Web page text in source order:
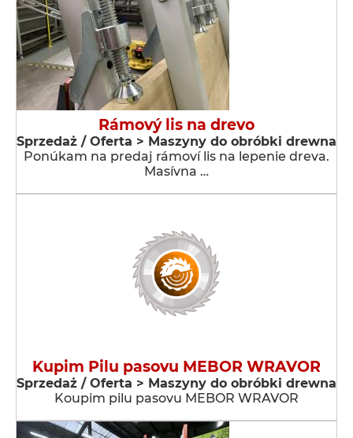
Rámový lis na drevo
Sprzedaż / Oferta > Maszyny do obróbki drewna
Ponúkam na predaj rámoví lis na lepenie dreva.
Masívna …
Kupim Pilu pasovu MEBOR WRAVOR
Sprzedaż / Oferta > Maszyny do obróbki drewna
Koupim pilu pasovu MEBOR WRAVOR